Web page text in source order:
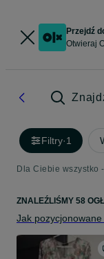
Przejdź
Otwieraj
Filtry·1
Dla Ciebie wszystko
ZNALEŹLIŚMY 58
Jak pozycjonowane